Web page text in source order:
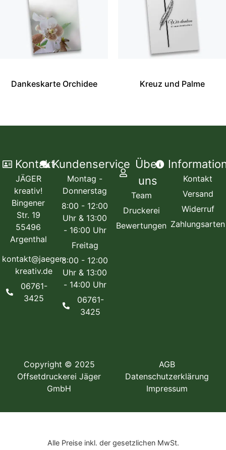
Dankeskarte Orchidee Kreuz und Palme
Kontakt
JÄGER
kreativ!
Bingener
Str. 19
55496
Argenthal
kontakt@jaeger-
kreativ.de
06761-
3425
Kundenservice
Montag -
Donnerstag
8:00 - 12:00
Uhr & 13:00
- 16:00 Uhr
Freitag
8:00 - 12:00
Uhr & 13:00
- 14:00 Uhr
06761-
3425
Über
uns
Team
Druckerei
Bewertungen
Kontakt
Versand
Widerruf
Zahlungsarten
Copyright © 2025
Offsetdruckerei Jäger
GmbH
AGB
Datenschutzerklärung
Impressum
Alle Preise inkl. der gesetzlichen MwSt.